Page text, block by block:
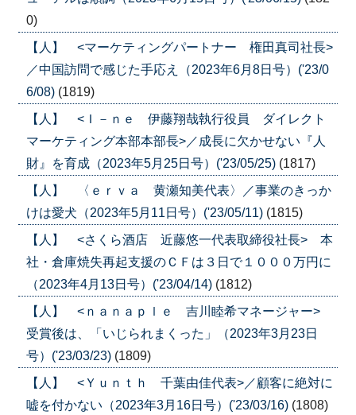
0)
【人】 <マーケティングパートナー 権田真司社長>
／中国訪問で感じた手応え（2023年6月8日号）('23/0
6/08) (1819)
【人】 <Ｉ－ｎｅ 伊藤翔哉執行役員 ダイレクト
マーケティング本部本部長>／成長に欠かせない『人
財』を育成（2023年5月25日号）('23/05/25) (1817)
【人】 〈ｅｒｖａ 黄瀬知美代表〉／事業のきっか
けは愛犬（2023年5月11日号）('23/05/11) (1815)
【人】 <さくら酒店 近藤悠一代表取締役社長> 本
社・倉庫焼失再起支援のＣＦは３日で１０００万円に
（2023年4月13日号）('23/04/14) (1812)
【人】 <ｎａｎａｐｌｅ 吉川睦希マネージャー>
受賞後は、「いじられまくった」（2023年3月23日
号）('23/03/23) (1809)
【人】 <Ｙｕｎｔｈ 千葉由佳代表>／顧客に絶対に
嘘を付かない（2023年3月16日号）('23/03/16) (1808)